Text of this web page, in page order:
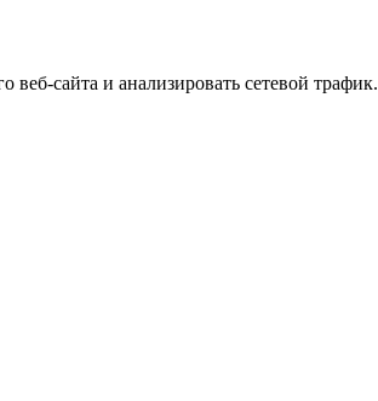
сайта и анализировать сетевой трафик.